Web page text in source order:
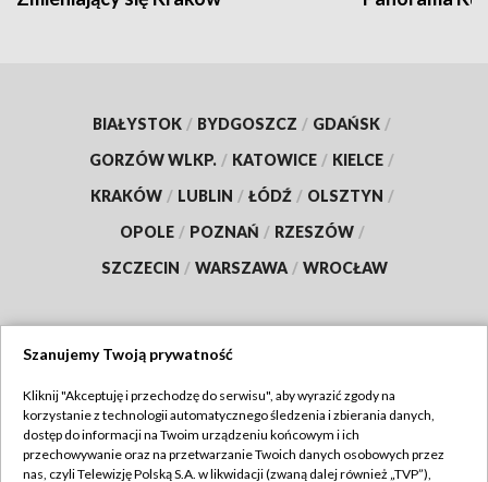
BIAŁYSTOK / BYDGOSZCZ / GDAŃSK /
GORZÓW WLKP. / KATOWICE / KIELCE /
KRAKÓW / LUBLIN / ŁÓDŹ / OLSZTYN /
OPOLE / POZNAŃ / RZESZÓW /
SZCZECIN / WARSZAWA / WROCŁAW
TVP
Abonament TVP
Regulamin TVP
Szanujemy Twoją prywatność
Kliknij "Akceptuję i przechodzę do serwisu", aby wyrazić zgody na
korzystanie z technologii automatycznego śledzenia i zbierania danych,
dostęp do informacji na Twoim urządzeniu końcowym i ich
przechowywanie oraz na przetwarzanie Twoich danych osobowych przez
nas, czyli Telewizję Polską S.A. w likwidacji (zwaną dalej również „TVP”),